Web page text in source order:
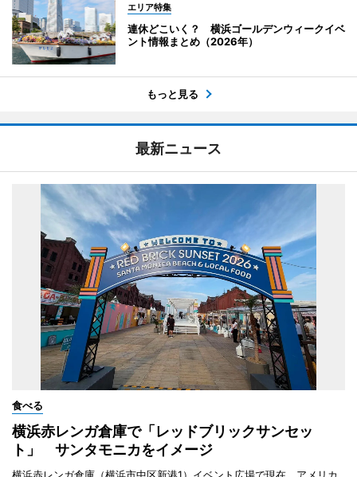
エリア特集
連休どこいく？ 横浜ゴールデンウィークイベ
ント情報まとめ（2026年）
もっと見る
最新ニュース
食べる
横浜赤レンガ倉庫で「レッドブリックサンセッ
ト」 サンタモニカをイメージ
横浜赤レンガ倉庫（横浜市中区新港1）イベント広場で現在、アメリカ